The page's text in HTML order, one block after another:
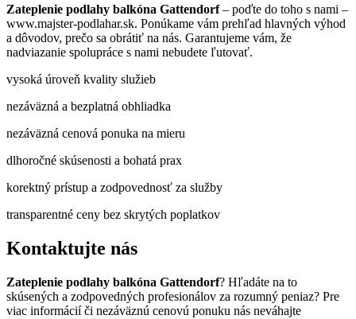
Zateplenie podlahy balkóna Gattendorf– poďte do toho s nami –
www.majster-podlahar.sk. Ponúkame vám prehľad hlavných výhod
a dôvodov, prečo sa obrátiť na nás. Garantujeme vám, že
nadviazanie spolupráce s nami nebudete ľutovať.
vysoká úroveň kvality služieb
nezáväzná a bezplatná obhliadka
nezáväzná cenová ponuka na mieru
dlhoročné skúsenosti a bohatá prax
korektný prístup a zodpovednosť za služby
transparentné ceny bez skrytých poplatkov
Kontaktujte nás
Zateplenie podlahy balkóna Gattendorf? Hľadáte na to
skúsených a zodpovedných profesionálov za rozumný peniaz? Pre
viac informácií či nezáväznú cenovú ponuku nás neváhajte